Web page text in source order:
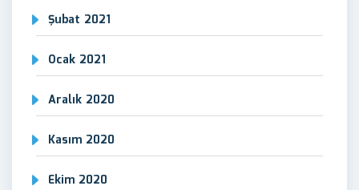
Şubat 2021
Ocak 2021
Aralık 2020
Kasım 2020
Ekim 2020